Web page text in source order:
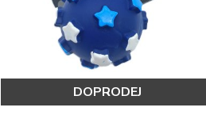
DOPRODEJ